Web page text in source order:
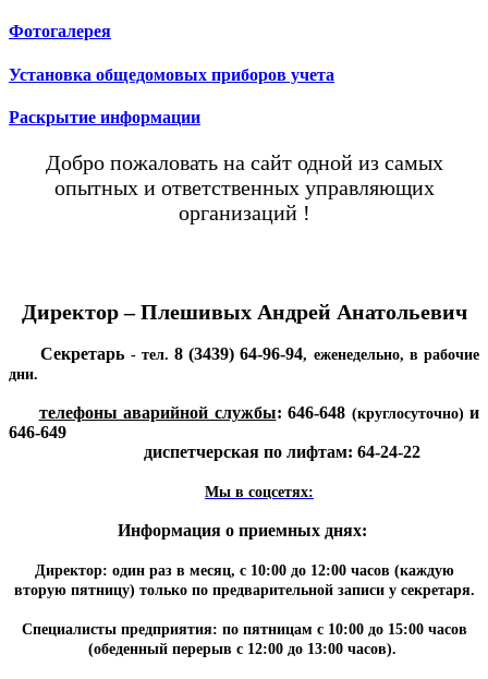
Фотогалерея
Установка общедомовых приборов учета
Раскрытие информации
Добро пожаловать на сайт одной из самых
опытных и ответственных управляющих
организаций !
Директор – Плешивых Андрей Анатольевич
Секретарь - тел.8 (3439) 64-96-94, еженедельно, в рабочие
дни.
телефоны аварийной службы: 646-648 (круглосуточно) и
646-649
диспетчерская по лифтам: 64-24-22
Мы в соцсетях:
Информация о приемных днях:
Директор: один раз в месяц, с 10:00 до 12:00 часов (каждую
вторую пятницу) только по предварительной записи у секретаря.
Специалисты предприятия: по пятницам с 10:00 до 15:00 часов
(обеденный перерыв с 12:00 до 13:00 часов).